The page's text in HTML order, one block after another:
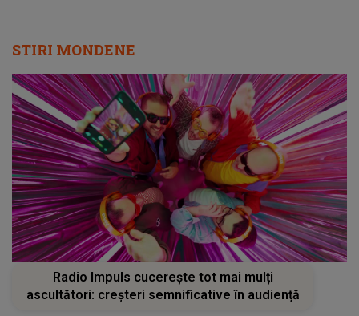
STIRI MONDENE
Radio Impuls cucerește tot mai mulți
ascultători: creșteri semnificative în audiență